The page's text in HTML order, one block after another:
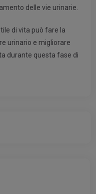
delle vie urinarie.
di vita può fare la
urinario e migliorare
durante questa fase di